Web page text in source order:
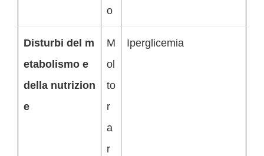
o
Disturbi del m
etabolismo e
della nutrizion
e
M
ol
to
r
a
r
Iperglicemia